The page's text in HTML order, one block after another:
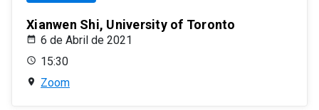
Xianwen Shi, University of Toronto
6 de Abril de 2021
15:30
Zoom